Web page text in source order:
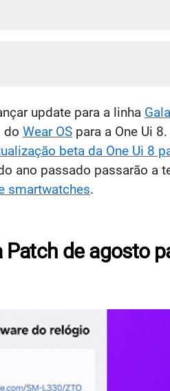
update para a linha
do Wear OS para a One Ui
beta da One Ui 8
ano passado passarão a
smartwatches.
de agosto